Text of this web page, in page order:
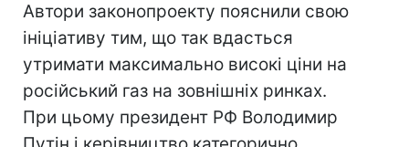
Автори законопроекту пояснили свою
ініціативу тим, що так вдасться
утримати максимально високі ціни на
російський газ на зовнішніх ринках.
При цьому президент РФ Володимир